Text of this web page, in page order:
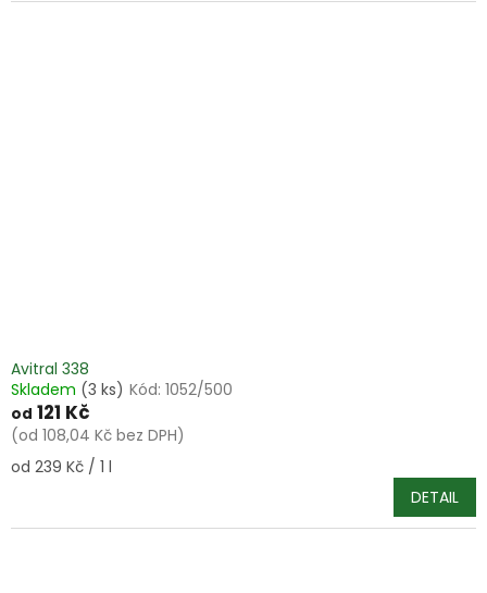
Avitral 338
Skladem (3 ks) Kód: 1052/500
od 121 Kč
(od 108,04 Kč bez DPH)
Měrná
od 239 Kč / 1 l
DETAIL